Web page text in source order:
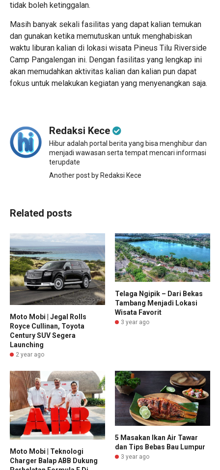
tidak boleh ketinggalan.
Masih banyak sekali fasilitas yang dapat kalian temukan
dan gunakan ketika memutuskan untuk menghabiskan
waktu liburan kalian di lokasi wisata Pineus Tilu Riverside
Camp Pangalengan ini. Dengan fasilitas yang lengkap ini
akan memudahkan aktivitas kalian dan kalian pun dapat
fokus untuk melakukan kegiatan yang menyenangkan saja.
Redaksi Kece
Hibur adalah portal berita yang bisa menghibur dan
menjadi wawasan serta tempat mencari informasi
terupdate
Another post by Redaksi Kece
Related posts
Moto Mobi | Jegal Rolls
Royce Cullinan, Toyota
Century SUV Segera
Launching
2 year ago
Telaga Ngipik – Dari Bekas
Tambang Menjadi Lokasi
Wisata Favorit
3 year ago
Moto Mobi | Teknologi
Charger Balap ABB Dukung
5 Masakan Ikan Air Tawar
dan Tips Bebas Bau Lumpur
3 year ago